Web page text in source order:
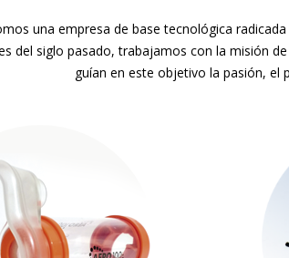
una empresa de base tecnológica
del siglo pasado, trabajamos con la misión
guían en este objetivo la pasión, el